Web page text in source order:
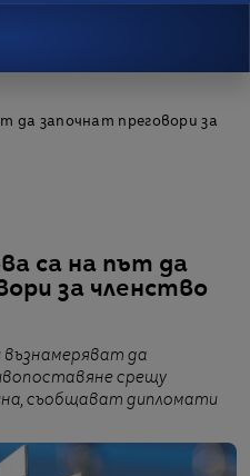
да започнат преговори за
са на път да
за членство
възнамеряват да
срещу
съобщават дипломати